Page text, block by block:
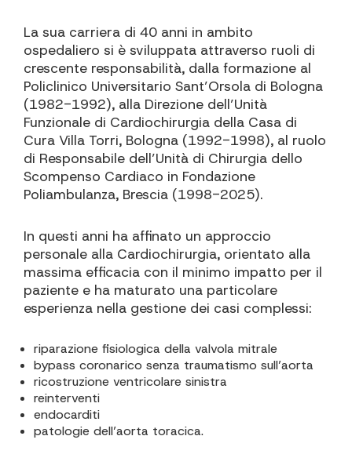
La sua carriera di 40 anni in ambito
ospedaliero si è sviluppata attraverso ruoli di
crescente responsabilità, dalla formazione al
Policlinico Universitario Sant’Orsola di Bologna
(1982-1992), alla Direzione dell’Unità
Funzionale di Cardiochirurgia della Casa di
Cura Villa Torri, Bologna (1992-1998), al ruolo
di Responsabile dell’Unità di Chirurgia dello
Scompenso Cardiaco in Fondazione
Poliambulanza, Brescia (1998-2025).
In questi anni ha affinato un approccio
personale alla Cardiochirurgia, orientato alla
massima efficacia con il minimo impatto per il
paziente e ha maturato una particolare
esperienza nella gestione dei casi complessi:
riparazione fisiologica della valvola mitrale
bypass coronarico senza traumatismo sull’aorta
ricostruzione ventricolare sinistra
reinterventi
endocarditi
patologie dell’aorta toracica.